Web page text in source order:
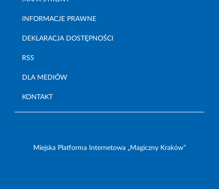
INFORMACJE PRAWNE
DEKLARACJA DOSTĘPNOŚCI
RSS
DLA MEDIÓW
KONTAKT
Miejska Platforma Internetowa „Magiczny Kraków”